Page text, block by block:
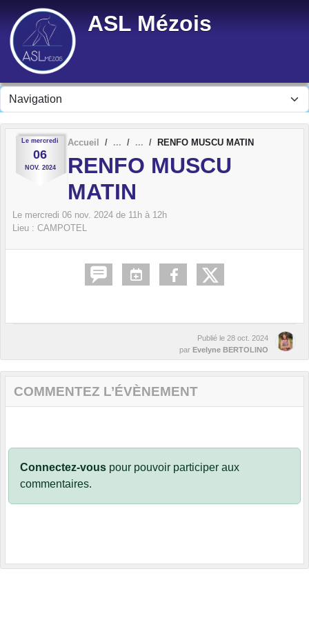
ASL Mézois
Le mercredi
06
NOV. 2024
Accueil RENFO MUSCU MATIN
RENFO MUSCU
MATIN
Le mercredi 06 nov. 2024 de 11h à 12h
Lieu : CAMPOTEL
Publié le 28 oct. 2024
par Evelyne BERTOLINO
COMMENTEZ L’ÉVÈNEMENT
Connectez-vous pour pouvoir participer aux
commentaires.
Panneau de gestion des cookies